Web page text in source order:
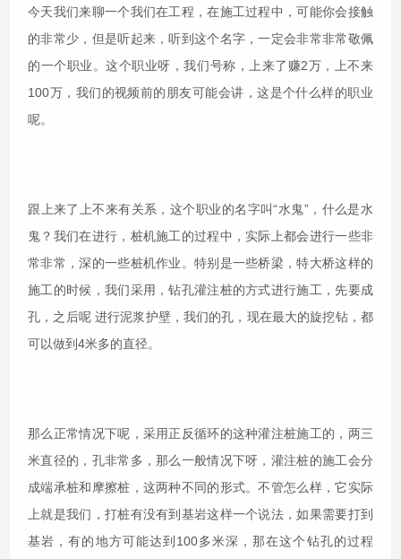
今天我们来聊一个我们在工程，在施工过程中，可能你会接触
的非常少，但是听起来，听到这个名字，一定会非常非常敬佩
的一个职业。这个职业呀，我们号称，上来了赚2万，上不来
100万，我们的视频前的朋友可能会讲，这是个什么样的职业
呢。
跟上来了上不来有关系，这个职业的名字叫“水鬼”，什么是水
鬼？我们在进行，桩机施工的过程中，实际上都会进行一些非
常非常，深的一些桩机作业。特别是一些桥梁，特大桥这样的
施工的时候，我们采用，钻孔灌注桩的方式进行施工，先要成
孔，之后呢 进行泥浆护壁，我们的孔，现在最大的旋挖钻，都
可以做到4米多的直径。
那么正常情况下呢，采用正反循环的这种灌注桩施工的，两三
米直径的，孔非常多，那么一般情况下呀，灌注桩的施工会分
成端承桩和摩擦桩，这两种不同的形式。不管怎么样，它实际
上就是我们，打桩有没有到基岩这样一个说法，如果需要打到
基岩，有的地方可能达到100多米深，那在这个钻孔的过程